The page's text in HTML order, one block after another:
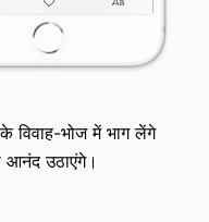
विवाह-भोज में भाग लेंगे
उठाएंगे।